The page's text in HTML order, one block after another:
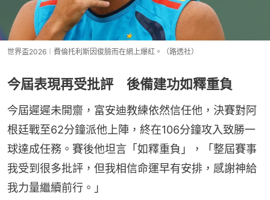
世界盃2026︱費倫托利斯因俊臉而在網上爆紅。（路透社）
今屆表現再受批評 後備建功如釋重負
今屆遲遲未開齋，富安迪教練依然信任他，決賽對阿
根廷戰至62分鐘派他上陣，終在106分鐘攻入致勝一
球達成任務。賽後他坦言「如釋重負」，「整屆賽事
我受到很多批評，但我相信命運早有安排，感謝神給
我力量繼續前行。」